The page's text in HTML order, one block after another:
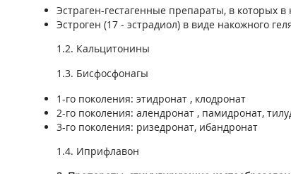
Эстраген-гестагенные препараты, в которых
Эстроген (17 - эстрадиол) в виде накожного
1.2. Кальцитонины
1.3. Бисфосфонагы
1-го поколения: этидронат , клодронат
2-го поколения: алендронат , памидронат,
3-го поколения: ризедронат, ибандронат
1.4. Иприфлавон